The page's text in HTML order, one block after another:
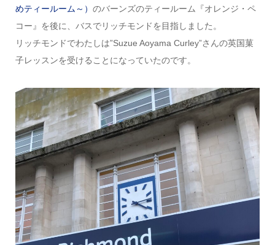
めティールーム～） のバーンズのティールーム『オレンジ・ペ
コー』を後に、バスでリッチモンドを目指しました。
リッチモンドでわたしは”Suzue Aoyama Curley”さんの英国菓
子レッスンを受けることになっていたのです。